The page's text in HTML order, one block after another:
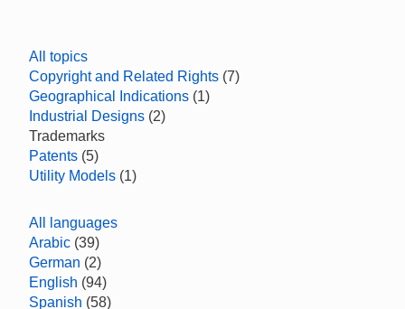
All topics
Copyright and Related Rights (7)
Geographical Indications (1)
Industrial Designs (2)
Trademarks
Patents (5)
Utility Models (1)
All languages
Arabic (39)
German (2)
English (94)
Spanish (58)